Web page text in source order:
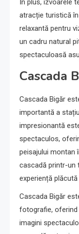
În plus, izvoarele
atracție turistică
relaxantă pentru
un cadru natural
spectaculoasă
Cascada
Cascada Bigăr
importantă a
impresionantă
spectaculos,
peisajului montan
cascadă printr-un
experiență
Cascada Bigăr
fotografie,
imagini